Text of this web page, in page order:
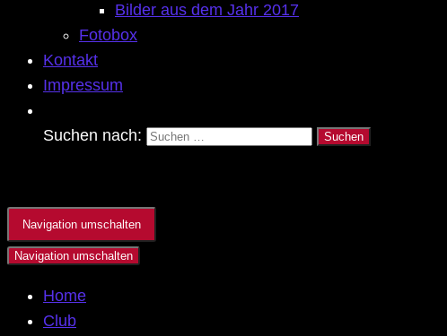
Bilder aus dem Jahr 2017
Fotobox
Kontakt
Impressum
Suchen nach:
Navigation umschalten
Navigation umschalten
Home
Club